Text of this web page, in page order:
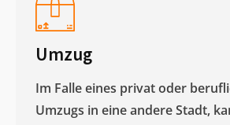
Umzug
Im Falle eines privat oder
Umzugs in eine andere Stadt,